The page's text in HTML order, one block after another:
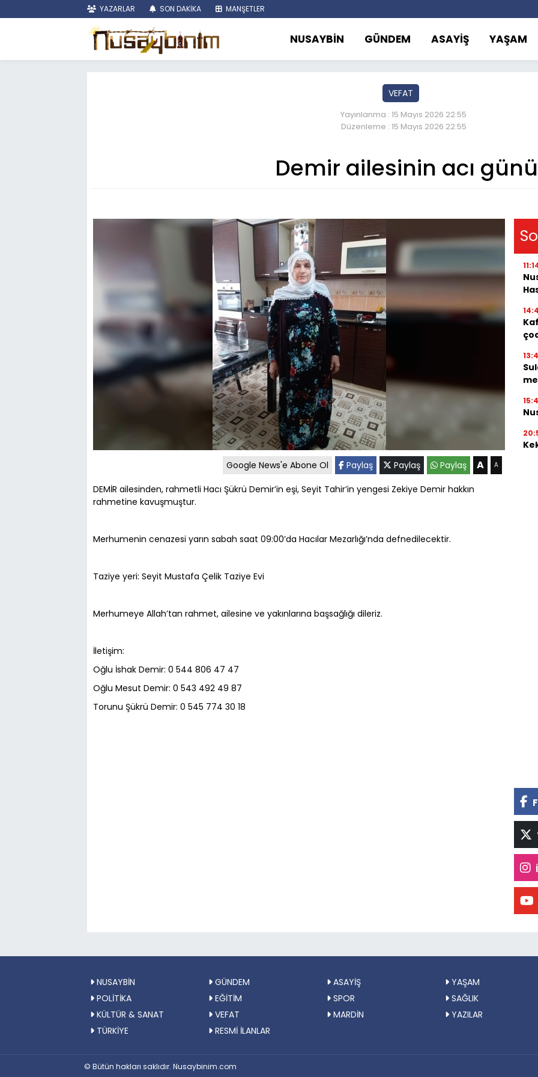
YAZARLAR SON DAKİKA MANŞETLER
NUSAYBİN GÜNDEM ASAYİŞ YAŞAM
VEFAT
Yayınlanma : 15 Mayıs 2026 22:55
Düzenleme : 15 Mayıs 2026 22:55
Demir ailesinin acı günü
Google News'e Abone Ol Paylaş Paylaş Paylaş A A
DEMİR ailesinden, rahmetli Hacı Şükrü Demir’in eşi, Seyit Tahir’in yengesi Zekiye Demir hakkın
rahmetine kavuşmuştur.
Merhumenin cenazesi yarın sabah saat 09:00’da Hacılar Mezarlığı’nda defnedilecektir.
Taziye yeri: Seyit Mustafa Çelik Taziye Evi
Merhumeye Allah’tan rahmet, ailesine ve yakınlarına başsağlığı dileriz.
İletişim:
Oğlu İshak Demir: 0 544 806 47 47
Oğlu Mesut Demir: 0 543 492 49 87
Torunu Şükrü Demir: 0 545 774 30 18
NUSAYBİN GÜNDEM ASAYİŞ
YAŞAM
POLİTİKA
EĞİTİM SPOR
SAĞLIK
KÜLTÜR & SANAT
VEFAT MARDİN
YAZILAR
TÜRKİYE
RESMİ İLANLAR
© Bütün hakları saklıdır. Nusaybinim.com